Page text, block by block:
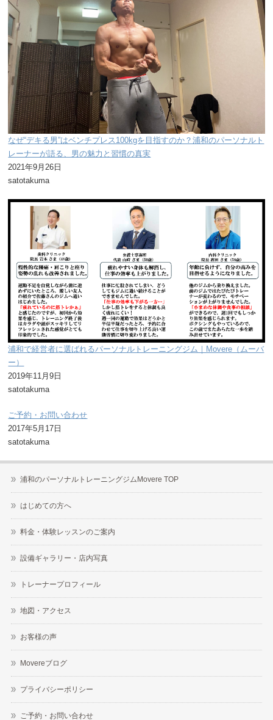
なぜ“デキる男”はベンチプレス100kgを目指すのか？浦和のパーソナルト
レーナーが語る、男の魅力と習慣の真実
2021年9月26日
satotakuma
浦和で経営者に選ばれるパーソナルトレーニングジム｜Movere（ムーバ
ー）
2019年11月9日
satotakuma
ご予約・お問い合わせ
2017年5月17日
satotakuma
浦和のパーソナルトレーニングジムMovere TOP
はじめての方へ
料金・体験レッスンのご案内
設備ギャラリー・店内写真
トレーナープロフィール
地図・アクセス
お客様の声
Movereブログ
プライバシーポリシー
ご予約・お問い合わせ